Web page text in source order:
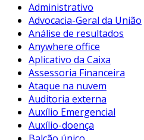
Administrativo
Advocacia-Geral da União
Análise de resultados
Anywhere office
Aplicativo da Caixa
Assessoria Financeira
Ataque na nuvem
Auditoria externa
Auxílio Emergencial
Auxílio-doença